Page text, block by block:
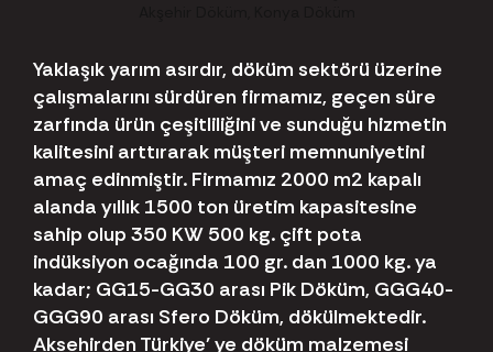
Yaklaşık yarım asırdır, döküm sektörü üzerine
çalışmalarını sürdüren firmamız, geçen süre
zarfında ürün çeşitliliğini ve sunduğu hizmetin
kalitesini arttırarak müşteri memnuniyetini
amaç edinmiştir. Firmamız 2000 m2 kapalı
alanda yıllık 1500 ton üretim kapasitesine
sahip olup 350 KW 500 kg. çift pota
indüksiyon ocağında 100 gr. dan 1000 kg. ya
kadar; GG15-GG30 arası Pik Döküm, GGG40-
GGG90 arası Sfero Döküm, dökülmektedir.
Aksehirden Türkiye' ye döküm malzemesi